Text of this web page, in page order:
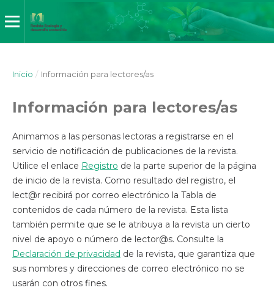
Inicio / Información para lectores/as
Información para lectores/as
Animamos a las personas lectoras a registrarse en el
servicio de notificación de publicaciones de la revista.
Utilice el enlace Registro de la parte superior de la página
de inicio de la revista. Como resultado del registro, el
lect@r recibirá por correo electrónico la Tabla de
contenidos de cada número de la revista. Esta lista
también permite que se le atribuya a la revista un cierto
nivel de apoyo o número de lector@s. Consulte la
Declaración de privacidad de la revista, que garantiza que
sus nombres y direcciones de correo electrónico no se
usarán con otros fines.